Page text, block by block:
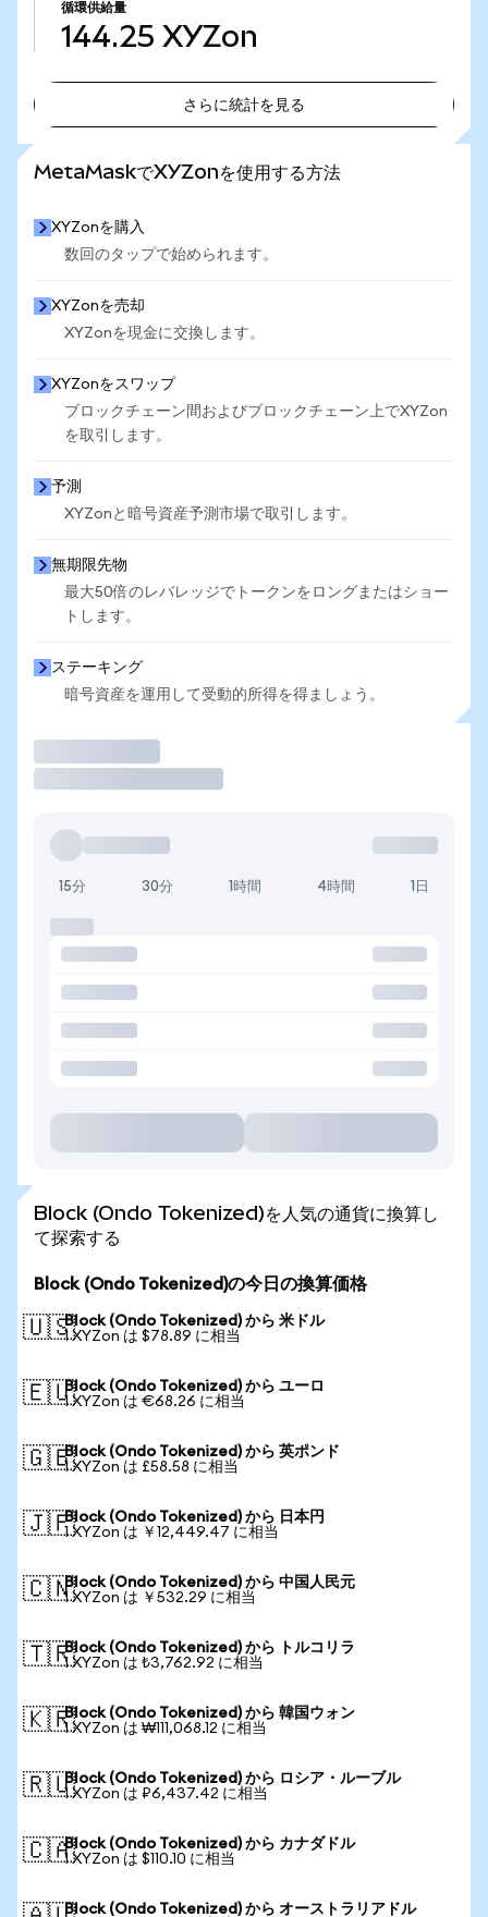
循環供給量
144.25 XYZon
さらに統計を見る
MetaMaskでXYZonを使用する方法
XYZonを購入
数回のタップで始められます。
XYZonを売却
XYZonを現金に交換します。
XYZonをスワップ
ブロックチェーン間およびブロックチェーン上でXYZon
を取引します。
予測
XYZonと暗号資産予測市場で取引します。
無期限先物
最大50倍のレバレッジでトークンをロングまたはショー
トします。
ステーキング
暗号資産を運用して受動的所得を得ましょう。
15分 30分 1時間 4時間 1日
Block (Ondo Tokenized)を人気の通貨に換算し
て探索する
Block (Ondo Tokenized)の今日の換算価格
🇺🇸Block (Ondo Tokenized) から 米ドル
1 XYZon は $78.89 に相当
🇪🇺Block (Ondo Tokenized) から ユーロ
1 XYZon は €68.26 に相当
🇬🇧Block (Ondo Tokenized) から 英ポンド
1 XYZon は £58.58 に相当
🇯🇵Block (Ondo Tokenized) から 日本円
1 XYZon は ￥12,449.47 に相当
🇨🇳Block (Ondo Tokenized) から 中国人民元
1 XYZon は ￥532.29 に相当
🇹🇷Block (Ondo Tokenized) から トルコリラ
1 XYZon は ₺3,762.92 に相当
🇰🇷Block (Ondo Tokenized) から 韓国ウォン
1 XYZon は ₩111,068.12 に相当
🇷🇺Block (Ondo Tokenized) から ロシア・ルーブル
1 XYZon は ₽6,437.42 に相当
🇨🇦Block (Ondo Tokenized) から カナダドル
1 XYZon は $110.10 に相当
Block (Ondo Tokenized) から オーストラリアドル